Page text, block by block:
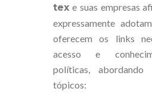
tex e suas empresas
expressamente
oferecem os links
acesso e
políticas, abordando
tópicos: